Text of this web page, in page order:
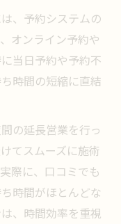
、予約システムの
オンライン予約や
当日予約や予約不
時間の短縮に直結
の延長営業を行っ
てスムーズに施術
際に、口コミでも
時間がほとんどな
、時間効率を重視